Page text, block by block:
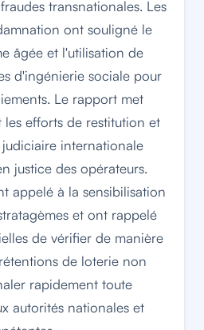
transnationales. Les
ont souligné le
âgée et l'utilisation de
d'ingénierie sociale pour
Le rapport met
efforts de restitution et
internationale
justice des opérateurs.
appelé à la sensibilisation
et ont rappelé
de vérifier de manière
de loterie non
rapidement toute
autorités nationales et